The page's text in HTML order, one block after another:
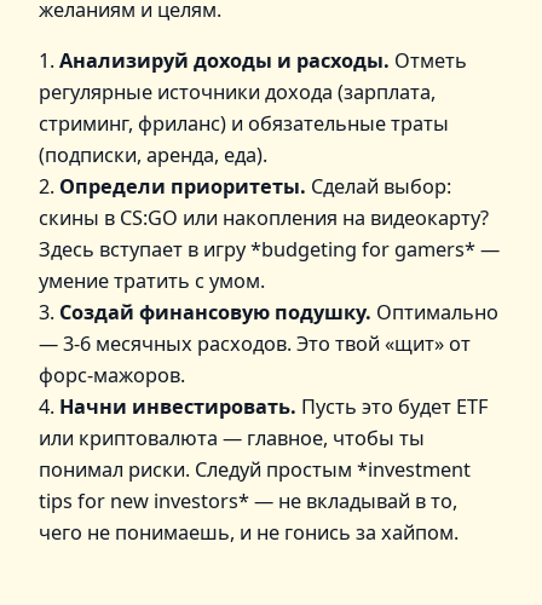
желаниям и целям.
1.Анализируй доходы и расходы. Отметь
регулярные источники дохода (зарплата,
стриминг, фриланс) и обязательные траты
(подписки, аренда, еда).
2. Определи приоритеты. Сделай выбор:
скины в CS:GO или накопления на видеокарту?
Здесь вступает в игру *budgeting for gamers* —
умение тратить с умом.
3. Создай финансовую подушку. Оптимально
— 3-6 месячных расходов. Это твой «щит» от
форс-мажоров.
4. Начни инвестировать. Пусть это будет ETF
или криптовалюта — главное, чтобы ты
понимал риски. Следуй простым *investment
tips for new investors* — не вкладывай в то,
чего не понимаешь, и не гонись за хайпом.